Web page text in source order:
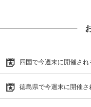
四国で今週末に開催さ
徳島県で今週末に開催